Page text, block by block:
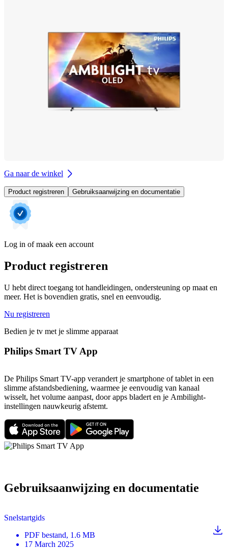
Ga naar de winkel
Product registreren Gebruiksaanwijzing en documentatie
Log in of maak een account
Product registreren
U hebt direct toegang tot handleidingen, ondersteuning op maat en
meer. Het is bovendien gratis, snel en eenvoudig.
Nu registreren
Bedien je tv met je slimme apparaat
Philips Smart TV App
De Philips Smart TV-app verandert je smartphone of tablet in een
slimme afstandsbediening, waarmee je eenvoudig van kanaal
wisselt, het volume aanpast, door apps bladert en je Ambilight-
instellingen nauwkeurig afstemt.
Gebruiksaanwijzing en documentatie
Snelstartgids
PDF bestand, 1.6 MB
17 March 2025